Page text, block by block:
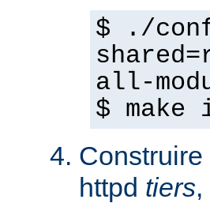
$ ./
all-
$
httpd tiers